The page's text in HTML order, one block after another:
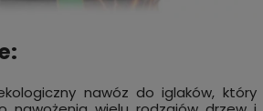
ekologiczny nawóz do iglaków, który